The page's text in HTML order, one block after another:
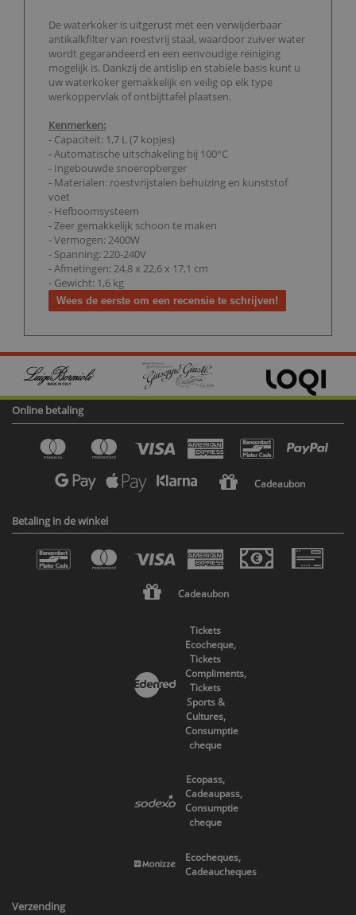
De waterkoker is uitgerust met een verwijderbaar
antikalkfilter van roestvrij staal, waardoor zuiver water
wordt gegarandeerd en een eenvoudige reiniging
mogelijk is. Dankzij de antislip en stabiele basis kunt u
uw waterkoker gemakkelijk en veilig op elk type
werkoppervlak of ontbijttafel plaatsen.
Kenmerken:
- Capaciteit: 1,7 L (7 kopjes)
- Automatische uitschakeling bij 100°C
- Ingebouwde snoeropberger
- Materialen: roestvrijstalen behuizing en kunststof
voet
- Hefboomsysteem
- Zeer gemakkelijk schoon te maken
- Vermogen: 2400W
- Spanning: 220-240V
- Afmetingen: 24,8 x 22,6 x 17,1 cm
- Gewicht: 1,6 kg
Wees de eerste om een recensie te schrijven!
Online betaling
Cadeaubon
Betaling in de winkel
Cadeaubon
Tickets
Ecocheque,
Tickets
Compliments,
Tickets
Sports &
Cultures,
Consumptie
cheque
Ecopass,
Cadeaupass,
Consumptie
cheque
Ecocheques,
Cadeaucheques
Verzending